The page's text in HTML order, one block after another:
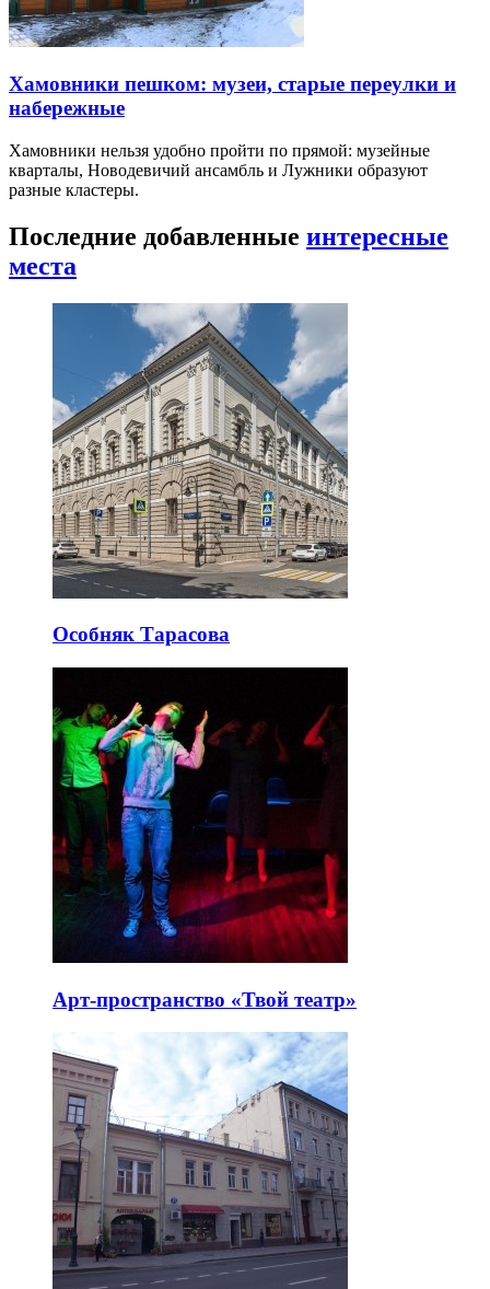
Хамовники пешком: музеи, старые переулки и
набережные
Хамовники нельзя удобно пройти по прямой: музейные
кварталы, Новодевичий ансамбль и Лужники образуют
разные кластеры.
Последние добавленные интересные
места
Особняк Тарасова
Арт-пространство «Твой театр»